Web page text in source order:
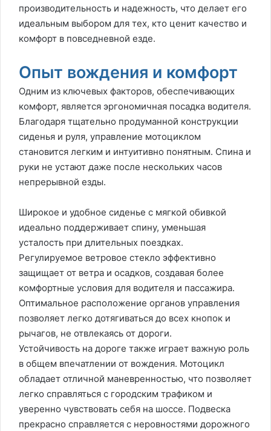
производительность и надежность, что делает его
идеальным выбором для тех, кто ценит качество и
комфорт в повседневной езде.
Опыт вождения и комфорт
Одним из ключевых факторов, обеспечивающих
комфорт, является эргономичная посадка водителя.
Благодаря тщательно продуманной конструкции
сиденья и руля, управление мотоциклом
становится легким и интуитивно понятным. Спина и
руки не устают даже после нескольких часов
непрерывной езды.
Широкое и удобное сиденье с мягкой обивкой
идеально поддерживает спину, уменьшая
усталость при длительных поездках.
Регулируемое ветровое стекло эффективно
защищает от ветра и осадков, создавая более
комфортные условия для водителя и пассажира.
Оптимальное расположение органов управления
позволяет легко дотягиваться до всех кнопок и
рычагов, не отвлекаясь от дороги.
Устойчивость на дороге также играет важную роль
в общем впечатлении от вождения. Мотоцикл
обладает отличной маневренностью, что позволяет
легко справляться с городским трафиком и
уверенно чувствовать себя на шоссе. Подвеска
прекрасно справляется с неровностями дорожного